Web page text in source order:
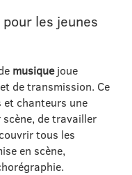
les jeunes
musiquejoue
de transmission. Ce
et chanteurs une
de travailler
tous les
en scène,